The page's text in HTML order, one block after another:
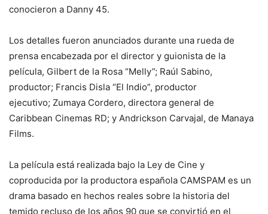
conocieron a Danny 45.
Los detalles fueron anunciados durante una rueda de
prensa encabezada por el director y guionista de la
película, Gilbert de la Rosa “Melly”; Raúl Sabino,
productor; Francis Disla “El Indio”, productor
ejecutivo; Zumaya Cordero, directora general de
Caribbean Cinemas RD; y Andrickson Carvajal, de Manaya
Films.
La película está realizada bajo la Ley de Cine y
coproducida por la productora española CAMSPAM es un
drama basado en hechos reales sobre la historia del
temido recluso de los años 90 que se convirtió en el